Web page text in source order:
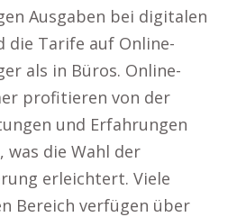
Ausgaben bei digitalen
die Tarife auf Online-
als in Büros. Online-
profitieren von der
und Erfahrungen
was die Wahl der
erleichtert. Viele
Bereich verfügen über